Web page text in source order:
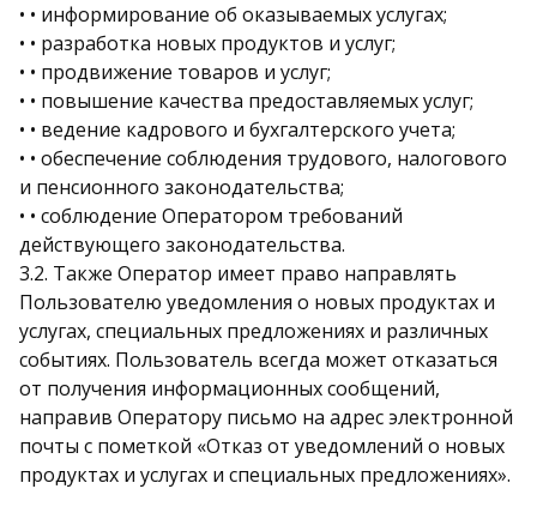
• • информирование об оказываемых услугах;
• • разработка новых продуктов и услуг;
• • продвижение товаров и услуг;
• • повышение качества предоставляемых услуг;
• • ведение кадрового и бухгалтерского учета;
• • обеспечение соблюдения трудового, налогового
и пенсионного законодательства;
• • соблюдение Оператором требований
действующего законодательства.
3.2. Также Оператор имеет право направлять
Пользователю уведомления о новых продуктах и
услугах, специальных предложениях и различных
событиях. Пользователь всегда может отказаться
от получения информационных сообщений,
направив Оператору письмо на адрес электронной
почты с пометкой «Отказ от уведомлений о новых
продуктах и услугах и специальных предложениях».